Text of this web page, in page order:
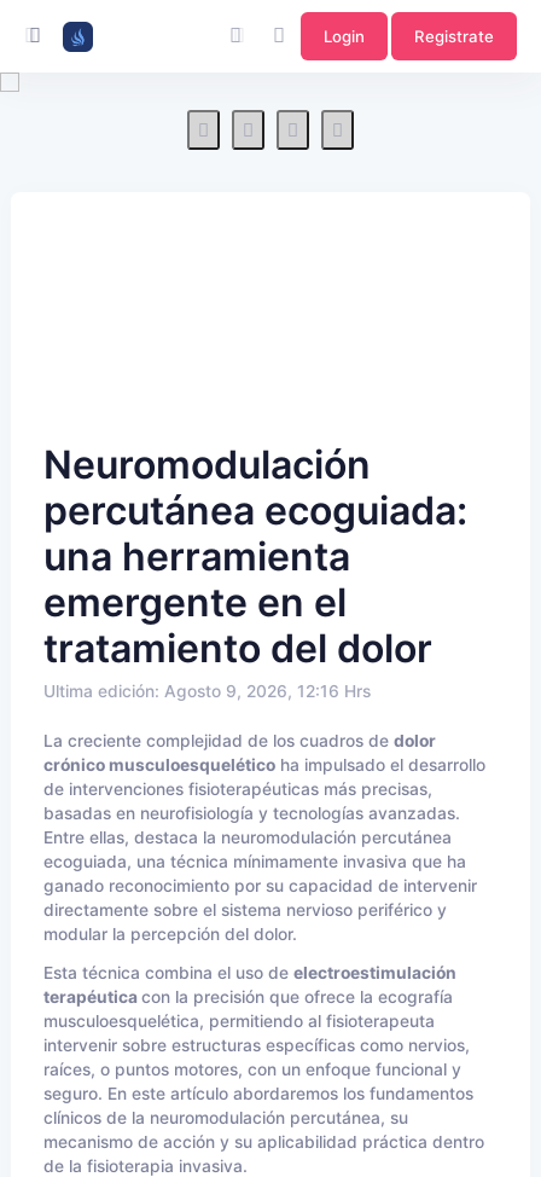
Login Registrate
Neuromodulación
percutánea ecoguiada:
una herramienta
emergente en el
tratamiento del dolor
Ultima edición: Agosto 9, 2026, 12:16 Hrs
La creciente complejidad de los cuadros de dolor
crónico musculoesquelético ha impulsado el desarrollo
de intervenciones fisioterapéuticas más precisas,
basadas en neurofisiología y tecnologías avanzadas.
Entre ellas, destaca la neuromodulación percutánea
ecoguiada, una técnica mínimamente invasiva que ha
ganado reconocimiento por su capacidad de intervenir
directamente sobre el sistema nervioso periférico y
modular la percepción del dolor.
Esta técnica combina el uso de electroestimulación
terapéuticacon la precisión que ofrece la ecografía
musculoesquelética, permitiendo al fisioterapeuta
intervenir sobre estructuras específicas como nervios,
raíces, o puntos motores, con un enfoque funcional y
seguro. En este artículo abordaremos los fundamentos
clínicos de la neuromodulación percutánea, su
mecanismo de acción y su aplicabilidad práctica dentro
de la fisioterapia invasiva.